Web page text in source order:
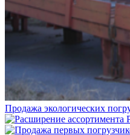
Продажа экологических